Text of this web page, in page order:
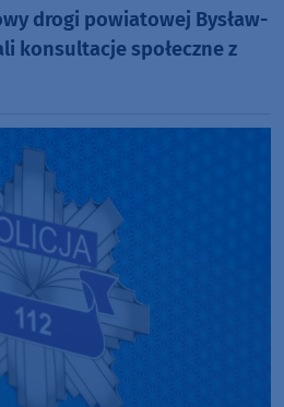
drogi powiatowej Bysław-
konsultacje społeczne z